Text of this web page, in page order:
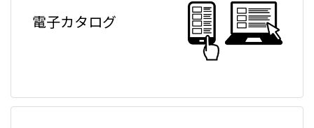
電子カタログ